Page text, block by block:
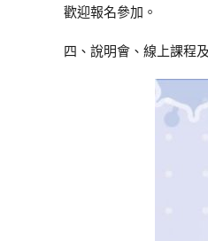
歡迎報名參加。
四、說明會、線上課程